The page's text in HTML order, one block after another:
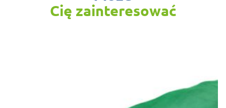
Cię zainteresować